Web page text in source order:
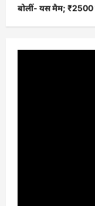
बोलीं- यस मैम; ₹2500